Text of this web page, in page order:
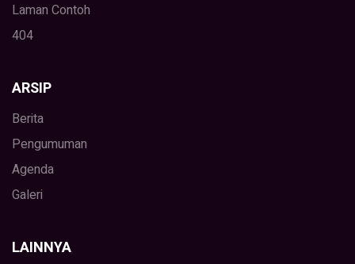
Laman Contoh
404
ARSIP
Berita
Pengumuman
Agenda
Galeri
LAINNYA